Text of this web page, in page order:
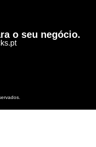
o seu negócio.